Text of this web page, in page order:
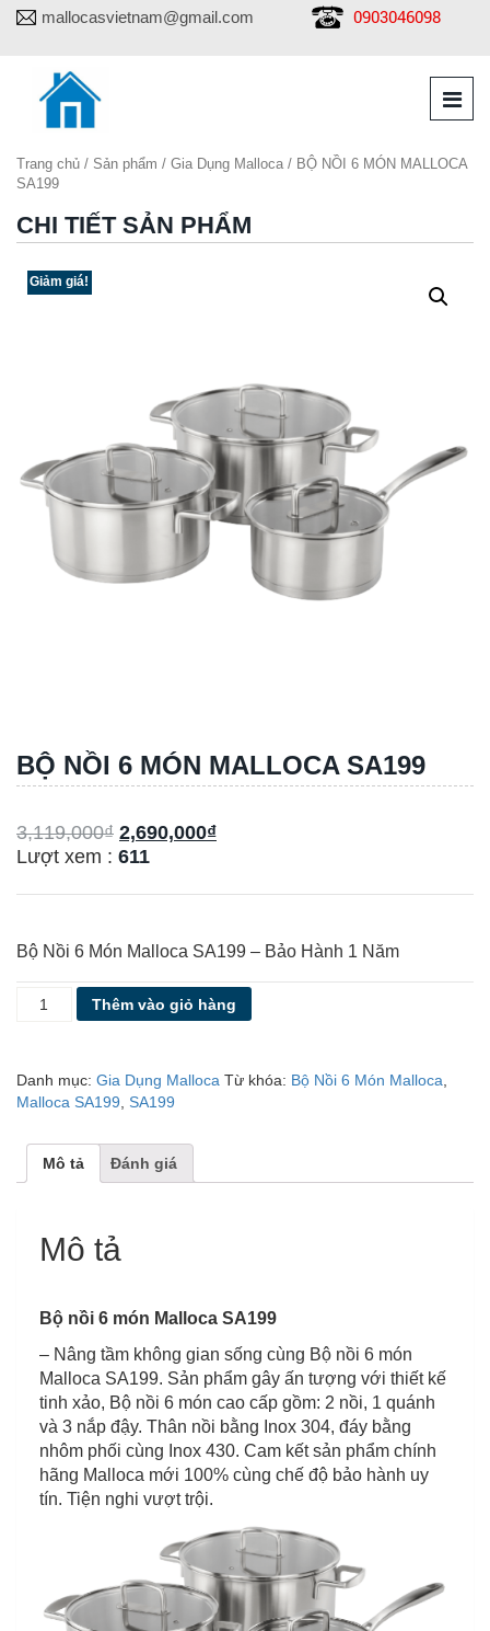
mallocasvietnam@gmail.com 0903046098
Trang chủ / Sản phẩm / Gia Dụng Malloca / BỘ NỒI 6 MÓN MALLOCA
SA199
CHI TIẾT SẢN PHẨM
Giảm giá!
BỘ NỒI 6 MÓN MALLOCA SA199
3,119,000₫ 2,690,000₫
Lượt xem : 611
Bộ Nồi 6 Món Malloca SA199 – Bảo Hành 1 Năm
MALLOCA
SA199
lượng
Thêm vào giỏ hàng
Danh mục: Gia Dụng Malloca Từ khóa: Bộ Nồi 6 Món Malloca
Malloca SA199 SA199
Mô tả Đánh giá
Mô tả
Bộ nồi 6 món Malloca SA199
– Nâng tầm không gian sống cùng Bộ nồi 6 món
Malloca SA199. Sản phẩm gây ấn tượng với thiết kế
tinh xảo, Bộ nồi 6 món cao cấp gồm: 2 nồi, 1 quánh
và 3 nắp đậy. Thân nồi bằng Inox 304, đáy bằng
nhôm phối cùng Inox 430. Cam kết sản phẩm chính
hãng Malloca mới 100% cùng chế độ bảo hành uy
tín. Tiện nghi vượt trội.